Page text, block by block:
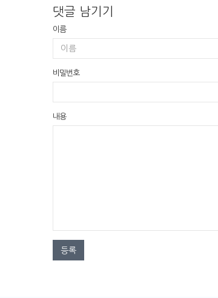
댓글 남기기
이름
비밀번호
내용
등록